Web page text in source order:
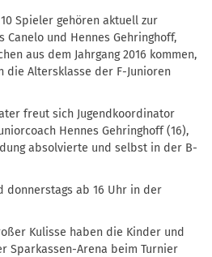
Spieler gehören aktuell zur
Canelo und Hennes Gehringhoff,
aus dem Jahrgang 2016 kommen,
die Altersklasse der F-Junioren
freut sich Jugendkoordinator
Hennes Gehringhoff (16),
absolvierte und selbst in der B-
donnerstags ab 16 Uhr in der
Kulisse haben die Kinder und
Sparkassen-Arena beim Turnier